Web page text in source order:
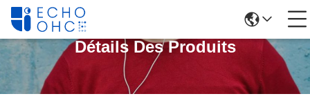
Détails Des Produits